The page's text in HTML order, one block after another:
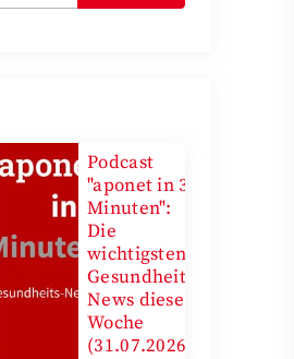
Podcast
"aponet in 3
Minuten":
Die
wichtigsten
Gesundheits-
News diese
Woche
(31.07.2026)